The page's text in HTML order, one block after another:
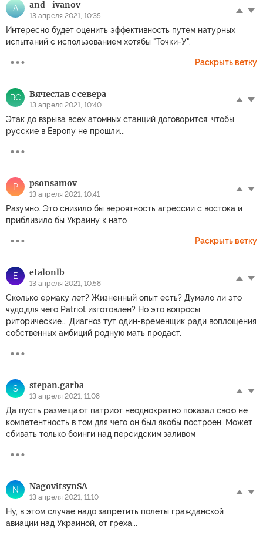
A and_ivanov
13 апреля 2021, 10:35
Интересно будет оценить эффективность путем натурных
испытаний с использованием хотябы "Точки-У".
Раскрыть ветку
ВС Вячеслав с севера
13 апреля 2021, 10:40
Этак до взрыва всех атомных станций договорится: чтобы
русские в Европу не прошли...
P psonsamov
13 апреля 2021, 10:41
Разумно. Это снизило бы вероятность агрессии с востока и
приблизило бы Украину к нато
Раскрыть ветку
E etalonlb
13 апреля 2021, 10:58
Сколько ермаку лет? Жизненный опыт есть? Думало ли это
чудо,для чего Patriot изготовлен? Но это вопросы
риторические... Диагноз тут один-временщик ради воплощения
собственных амбиций родную мать продаст.
S stepan.garba
13 апреля 2021, 11:08
Да пусть размещают патриот неоднократно показал свою не
компетентность в том для чего он был якобы построен. Может
сбивать только боинги над персидским заливом
N NagovitsynSA
13 апреля 2021, 11:10
Ну, в этом случае надо запретить полеты гражданской
авиации над Украиной, от греха...